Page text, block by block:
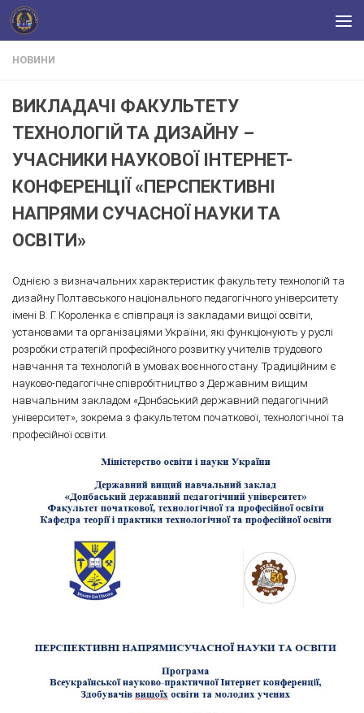
Skip to content
НОВИНИ
ВИКЛАДАЧІ ФАКУЛЬТЕТУ
ТЕХНОЛОГІЙ ТА ДИЗАЙНУ –
УЧАСНИКИ НАУКОВОЇ ІНТЕРНЕТ-
КОНФЕРЕНЦІЇ «ПЕРСПЕКТИВНІ
НАПРЯМИ СУЧАСНОЇ НАУКИ ТА
ОСВІТИ»
Однією з визначальних характеристик факультету технологій та
дизайну Полтавського національного педагогічного університету
імені В. Г. Короленка є співпраця із закладами вищої освіти,
установами та організаціями України, які функціонують у руслі
розробки стратегій професійного розвитку учителів трудового
навчання та технологій в умовах воєнного стану. Традиційним є
науково-педагогічне співробітництво з Державним вищим
навчальним закладом «Донбаський державний педагогічний
університет», зокрема з факультетом початкової, технологічної та
професійної освіти.